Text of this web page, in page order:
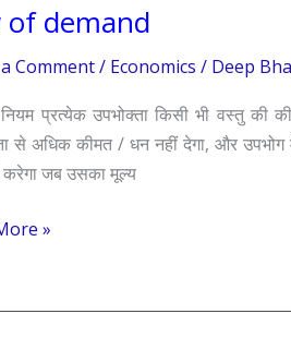
of demand
Comment/ Economics / Deep
प्रत्येक उपभोक्ता किसी भी वस्तु
से अधिक कीमत / धन नहीं देगा, और उपभोग
करेगा जब उसका मूल्य
»